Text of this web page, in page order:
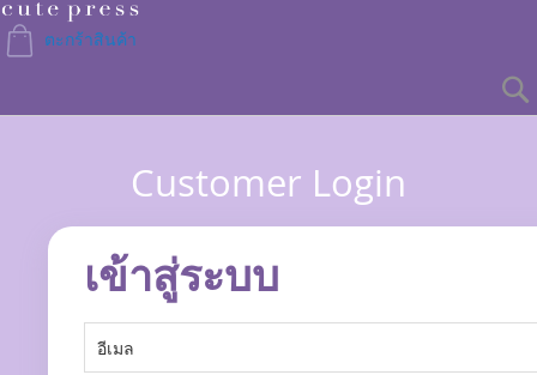
Skip
to
Content
ตะกร้าสินค้า
Customer Login
เข้าสู่ระบบ